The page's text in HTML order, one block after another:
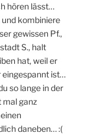
hören lässt…
kombiniere
gewissen Pf.,
S., halt
hat, weil er
eingespannt ist…
so lange in der
mal ganz
daneben… :(